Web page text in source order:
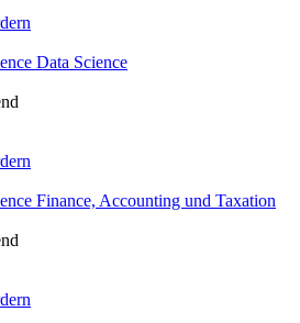
Data Science
Finance, Accounting und Taxation